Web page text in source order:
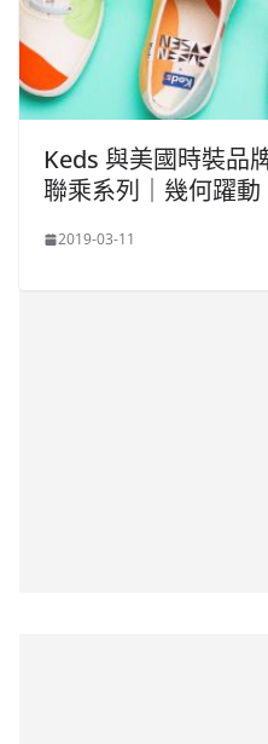
Keds 與美國時裝品
聯乘系列｜幾何躍動
2019-03-11